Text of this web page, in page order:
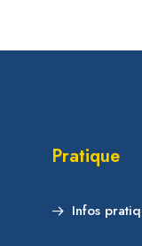
Pratique
Infos